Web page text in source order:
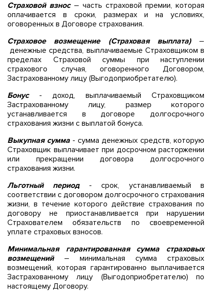
Страховой взнос– часть страховой премии, которая
оплачивается в сроки, размерах и на условиях,
оговоренных в Договоре страхования.
Страховое возмещение (Страховая выплата)–
денежные средства, выплачиваемые Страховщиком в
пределах Страховой суммы при наступлении
страхового случая, оговоренного Договором,
Застрахованному лицу (Выгодоприобретателю).
Бонус- доход, выплачиваемый Страховщиком
Застрахованному лицу, размер которого
устанавливается в договоре долгосрочного
страхования жизни с выплатой бонуса.
Выкупная сумма - сумма денежных средств, которую
Страховщик выплачивает при досрочном расторжении
или прекращении договора долгосрочного
страхования жизни.
Льготный период- срок, устанавливаемый в
соответствии с договором долгосрочного страхования
жизни, в течение которого действие страхования по
договору не приостанавливается при нарушении
Страхователем обязательств по своевременной
уплате страховых взносов.
Минимальная гарантированная сумма страховых
возмещений– минимальная сумма страховых
возмещений, которая гарантированно выплачивается
Застрахованному лицу (Выгодоприобретателю) по
настоящему Договору.